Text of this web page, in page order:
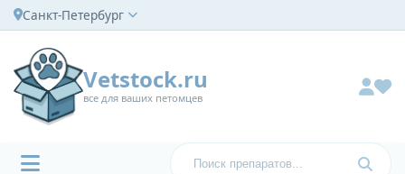
Санкт-Петербург
Vetstock.ru
все для ваших петомцев